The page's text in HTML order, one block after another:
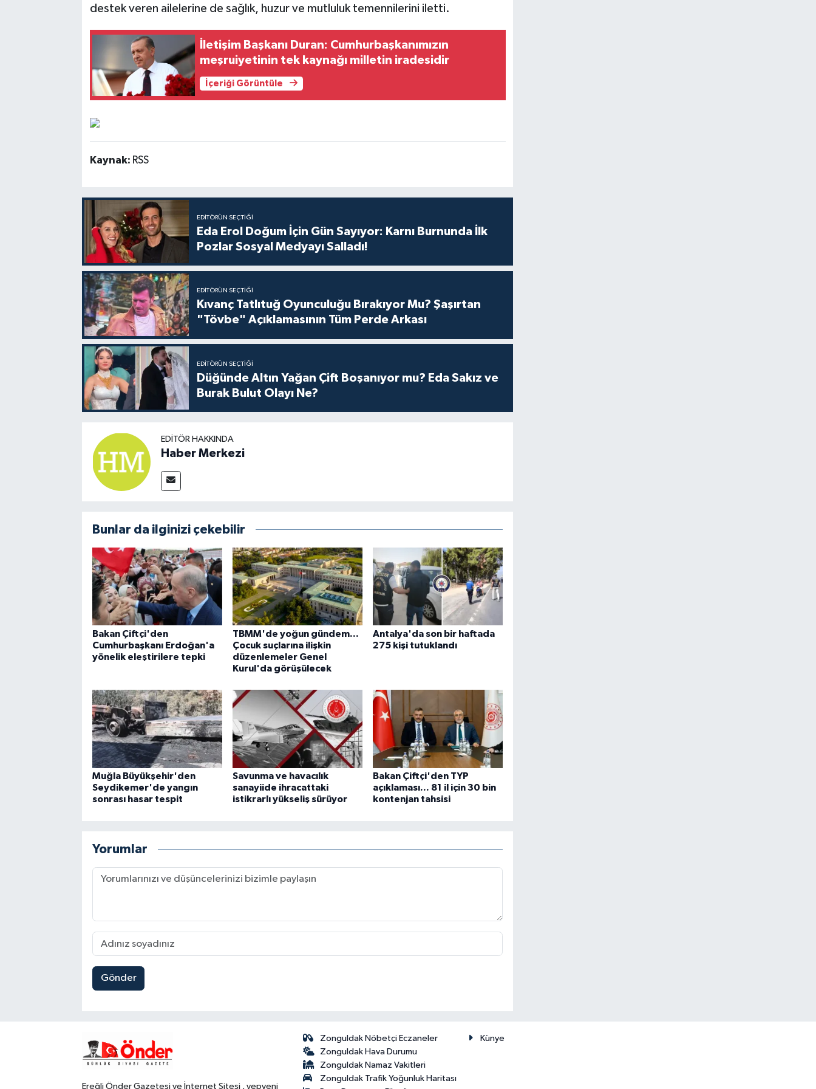
destek veren ailelerine de sağlık, huzur ve mutluluk temennilerini iletti.
İletişim Başkanı Duran: Cumhurbaşkanımızın
meşruiyetinin tek kaynağı milletin iradesidir
İçeriği Görüntüle
Kaynak: RSS
EDITÖRÜN SEÇTIĞI
Eda Erol Doğum İçin Gün Sayıyor: Karnı Burnunda İlk
Pozlar Sosyal Medyayı Salladı!
EDITÖRÜN SEÇTIĞI
Kıvanç Tatlıtuğ Oyunculuğu Bırakıyor Mu? Şaşırtan
"Tövbe" Açıklamasının Tüm Perde Arkası
EDITÖRÜN SEÇTIĞI
Düğünde Altın Yağan Çift Boşanıyor mu? Eda Sakız ve
Burak Bulut Olayı Ne?
EDITÖR HAKKINDA
Haber Merkezi
Bunlar da ilginizi çekebilir
Bakan Çiftçi'den
Cumhurbaşkanı Erdoğan'a
yönelik eleştirilere tepki
TBMM'de yoğun gündem...
Çocuk suçlarına ilişkin
düzenlemeler Genel
Kurul'da görüşülecek
Antalya'da son bir haftada
275 kişi tutuklandı
Muğla Büyükşehir'den
Seydikemer'de yangın
sonrası hasar tespit
Savunma ve havacılık
sanayiide ihracattaki
istikrarlı yükseliş sürüyor
Bakan Çiftçi'den TYP
açıklaması... 81 il için 30 bin
kontenjan tahsisi
Yorumlar
Gönder
Ereğli Önder Gazetesi ve İnternet Sitesi , yepyeni
Zonguldak Nöbetçi Eczaneler
Zonguldak Hava Durumu
Zonguldak Namaz Vakitleri
Zonguldak Trafik Yoğunluk Haritası
Künye